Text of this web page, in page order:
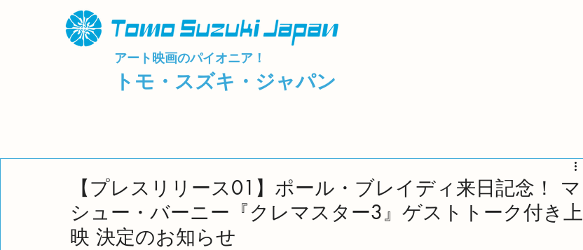
アート映画のパイオニア！
トモ・スズキ・ジャパン
【プレスリリース01】ポール・ブレイディ来日記念！ マ
シュー・バーニー『クレマスター3』ゲストトーク付き上
映 決定のお知らせ